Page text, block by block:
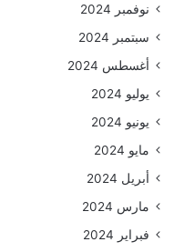
نوفمبر 2024
سبتمبر 2024
أغسطس 2024
يوليو 2024
يونيو 2024
مايو 2024
أبريل 2024
مارس 2024
فبراير 2024